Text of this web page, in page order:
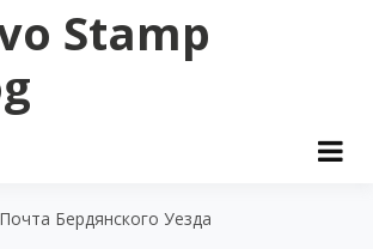
Stamp
Бердянского Уезда